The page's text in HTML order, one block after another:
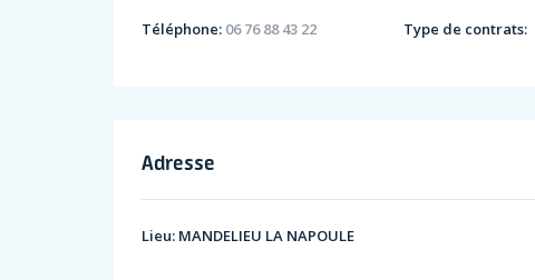
Téléphone: 06 76 88 43 22 Type de contrats:
Adresse
Lieu: MANDELIEU LA NAPOULE